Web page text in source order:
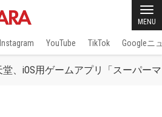
MENU
Instagram YouTube TikTok Googleニ
堂、iOS用ゲームアプリ「スーパー